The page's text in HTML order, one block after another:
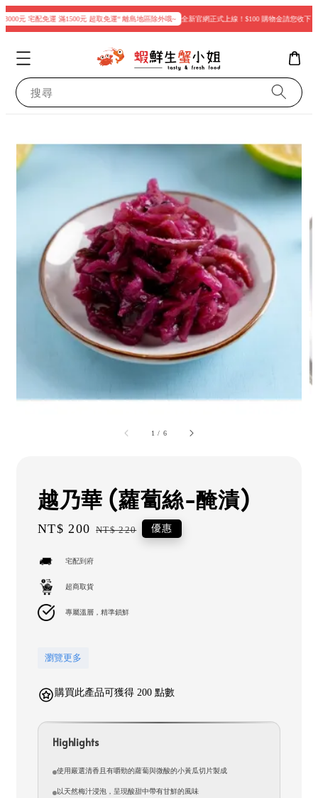
元 宅配免運 滿1500元 超取免運“ 離島地區除外哦~ 全新官網正式上線！$100 購物金請您收下
搜尋
1 / 6
越乃華 (蘿蔔絲-醃漬)
Sale
NT$ 200 Regular
NT$ 220 優惠
宅配到府
超商取貨
專屬溫層，精準鎖鮮
瀏覽更多
購買此產品可獲得 200 點數
Highlights
使用嚴選清香且有嚼勁的蘿蔔與微酸的小黃瓜切片製成
以天然梅汁浸泡，呈現酸甜中帶有甘鮮的風味